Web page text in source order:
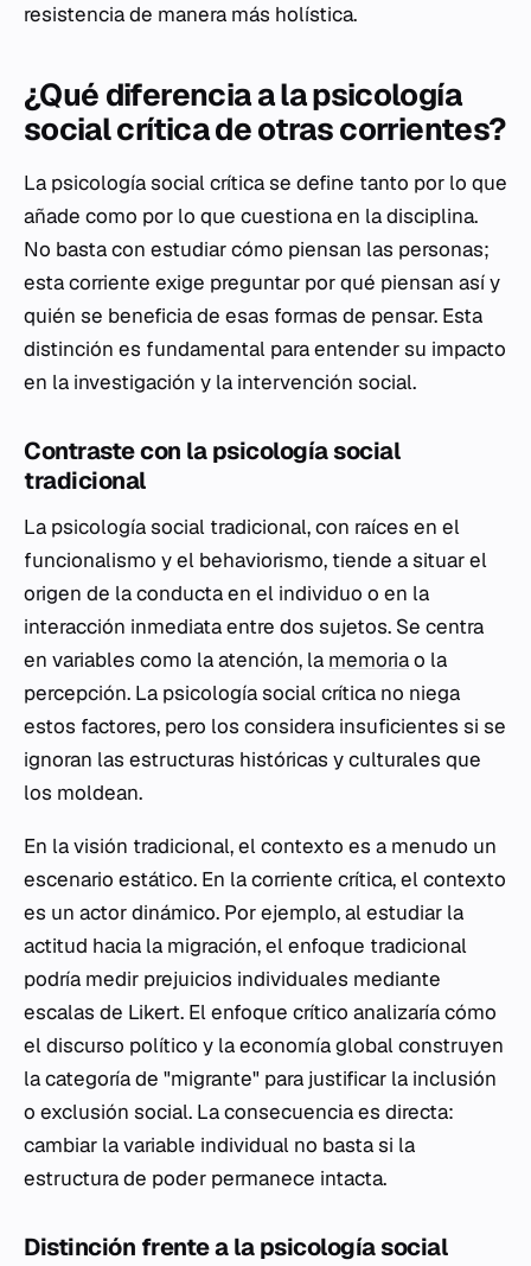
resistencia de manera más holística.
¿Qué diferencia a la psicología
social crítica de otras corrientes?
La psicología social crítica se define tanto por lo que
añade como por lo que cuestiona en la disciplina.
No basta con estudiar cómo piensan las personas;
esta corriente exige preguntar por qué piensan así y
quién se beneficia de esas formas de pensar. Esta
distinción es fundamental para entender su impacto
en la investigación y la intervención social.
Contraste con la psicología social
tradicional
La psicología social tradicional, con raíces en el
funcionalismo y el behaviorismo, tiende a situar el
origen de la conducta en el individuo o en la
interacción inmediata entre dos sujetos. Se centra
en variables como la atención, la memoriao la
percepción. La psicología social crítica no niega
estos factores, pero los considera insuficientes si se
ignoran las estructuras históricas y culturales que
los moldean.
En la visión tradicional, el contexto es a menudo un
escenario estático. En la corriente crítica, el contexto
es un actor dinámico. Por ejemplo, al estudiar la
actitud hacia la migración, el enfoque tradicional
podría medir prejuicios individuales mediante
escalas de Likert. El enfoque crítico analizaría cómo
el discurso político y la economía global construyen
la categoría de "migrante" para justificar la inclusión
o exclusión social. La consecuencia es directa:
cambiar la variable individual no basta si la
estructura de poder permanece intacta.
Distinción frente a la psicología social